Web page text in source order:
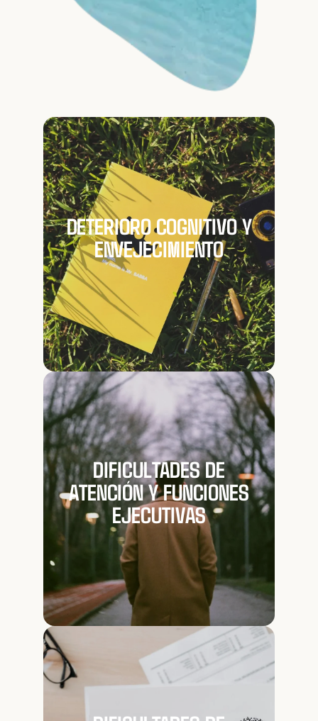
DETERIORO COGNITIVO Y
ENVEJECIMIENTO
DIFICULTADES DE
ATENCIÓN Y FUNCIONES
EJECUTIVAS